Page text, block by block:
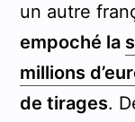
un autre
empoché la
millions
de tirages.